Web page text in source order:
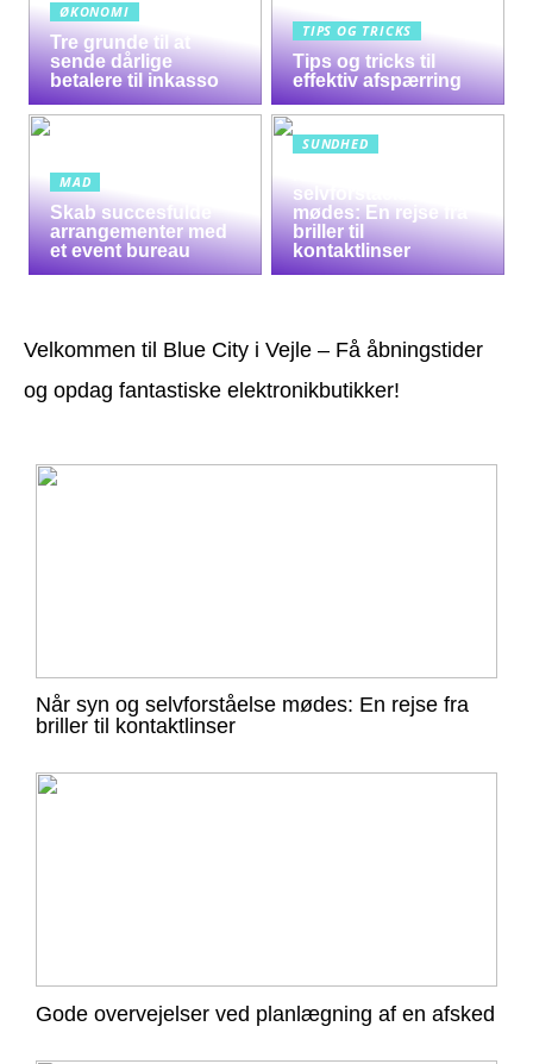
ØKONOMI
Tre grunde til at
sende dårlige
betalere til inkasso
TIPS OG TRICKS
Tips og tricks til
effektiv afspærring
MAD
Skab succesfulde
arrangementer med
et event bureau
SUNDHED
selvforståelse
mødes: En rejse fra
briller til
kontaktlinser
Velkommen til Blue City i Vejle – Få åbningstider
og opdag fantastiske elektronikbutikker!
Når syn og selvforståelse mødes: En rejse fra
briller til kontaktlinser
Gode overvejelser ved planlægning af en afsked